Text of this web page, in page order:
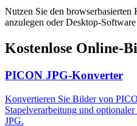
Nutzen Sie den
anzulegen oder Desktop-
Kostenlose Online-
PICON JPG-Konverter
Konvertieren Sie Bilder von
Stapelverarbeitung und
JPG.